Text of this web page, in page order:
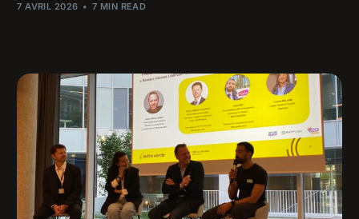
7 AVRIL 2026 7 MIN READ